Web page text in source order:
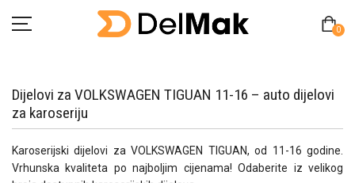
0
Početna
O Nama
Dijelovi za VOLKSWAGEN TIGUAN 11-16 – auto dijelovi
za karoseriju
Karoserijski dijelovi za VOLKSWAGEN TIGUAN, od 11-16 godine.
Vrhunska kvaliteta po najboljim cijenama! Odaberite iz velikog